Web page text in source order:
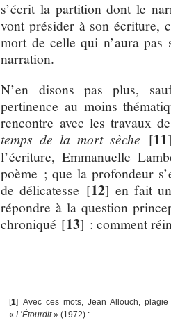
s’écrit la partition dont le
vont présider à son écriture,
mort de celle qui n’aura pas
narration.
N’en disons pas plus,
pertinence au moins
rencontre avec les travaux
temps de la mort sèche [11
l’écriture, Emmanuelle
poème ; que la profondeur
de délicatesse [12] en fait
répondre à la question
chroniqué [13] : comment
[1] Avec ces mots, Jean Allouch,
«L’Étourdit» (1972) :